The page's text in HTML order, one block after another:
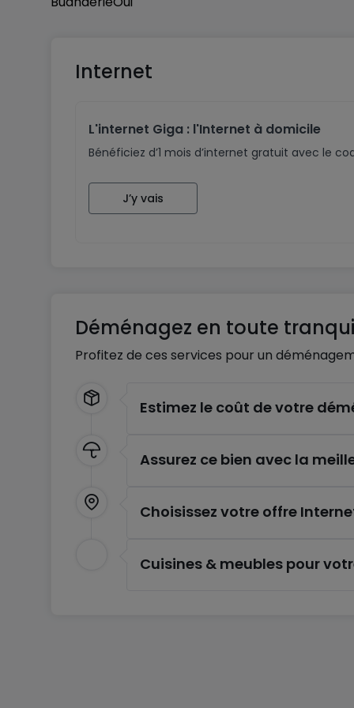
Internet
L'internet Giga : l'Internet à domicile
Bénéficiez d’1 mois d’internet gratuit avec le
J’y vais
Déménagez en toute
Profitez de ces services pour un
Estimez le coût de votre
Assurez ce bien avec la
Choisissez votre offre
Cuisines & meubles pour